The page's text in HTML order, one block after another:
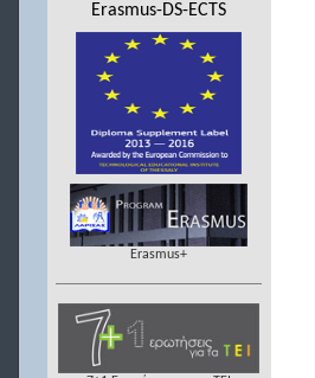
Erasmus-DS-ECTS
Erasmus+